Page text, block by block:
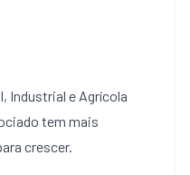
Industrial e Agrícola
tem mais
crescer.